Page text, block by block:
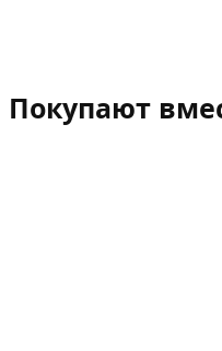
Покупают